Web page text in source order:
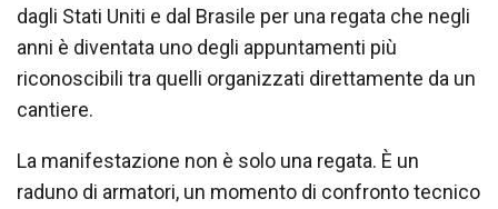
dagli Stati Uniti e dal Brasile per una regata che negli
anni è diventata uno degli appuntamenti più
riconoscibili tra quelli organizzati direttamente da un
cantiere.
La manifestazione non è solo una regata. È un
raduno di armatori, un momento di confronto tecnico